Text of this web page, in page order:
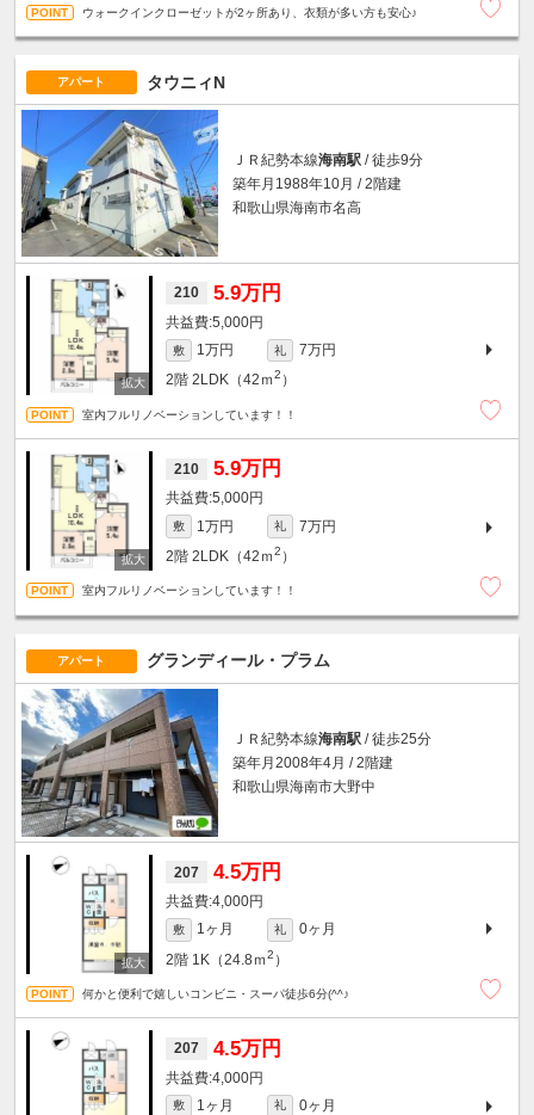
ウォークインクローゼットが2ヶ所あり、衣類が多い方も安心♪
アパート タウニィN
ＪＲ紀勢本線海南駅 / 徒歩9分
築年月1988年10月 / 2階建
和歌山県海南市名高
210 5.9万円
5,000円
敷 1万円 礼
7万円
2階 2LDK（42ｍ2 ）
室内フルリノベーションしています！！
210 5.9万円
5,000円
敷 1万円 礼
7万円
2階 2LDK（42ｍ2 ）
室内フルリノベーションしています！！
アパート グランディール・プラム
ＪＲ紀勢本線海南駅 / 徒歩25分
築年月2008年4月 / 2階建
和歌山県海南市大野中
207 4.5万円
4,000円
敷 1ヶ月 礼
0ヶ月
2階 1K（24.8ｍ2 ）
何かと便利で嬉しいコンビニ・スーパ徒歩6分(^^♪
207 4.5万円
4,000円
敷 1ヶ月 礼
0ヶ月